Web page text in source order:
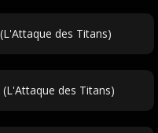
des Titans)
des Titans)